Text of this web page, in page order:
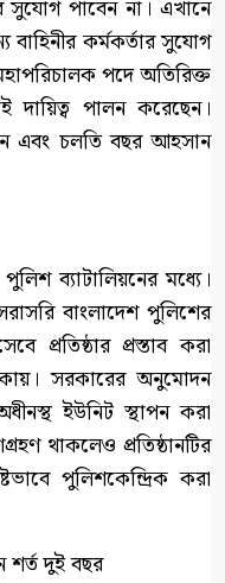
সুযোগ পাবেন না। এখানে
কর্মকর্তার সুযোগ
পদে অতিরিক্ত
দায়িত্ব পালন করেছেন।
এবং চলতি বছর আহসান
ব্যাটালিয়নের মধ্যে।
বাংলাদেশ পুলিশের
প্রতিষ্ঠার প্রস্তাব করা
সরকারের অনুমোদন
ইউনিট স্থাপন করা
থাকলেও প্রতিষ্ঠানটির
পুলিশকেন্দ্রিক করা
শর্ত দুই বছর